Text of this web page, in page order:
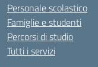
Personale scolastico
Famiglie e studenti
Percorsi di studio
Tutti i servizi